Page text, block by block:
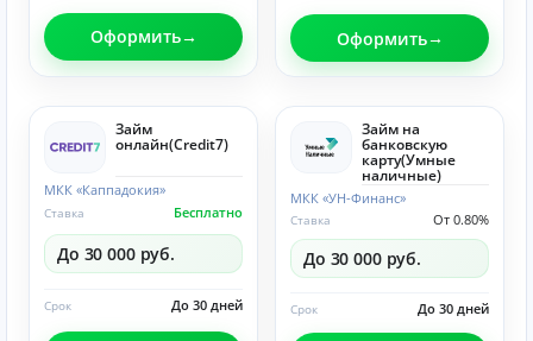
Оформить Оформить
Займ
онлайн(Credit7)
МКК «Каппадокия»
Бесплатно
Ставка
До 30 000 руб.
До 30 дней
Срок
Займ на
банковскую
карту(Умные
наличные)
МКК «УН-Финанс»
От 0.80%
Ставка
До 30 000 руб.
До 30 дней
Срок